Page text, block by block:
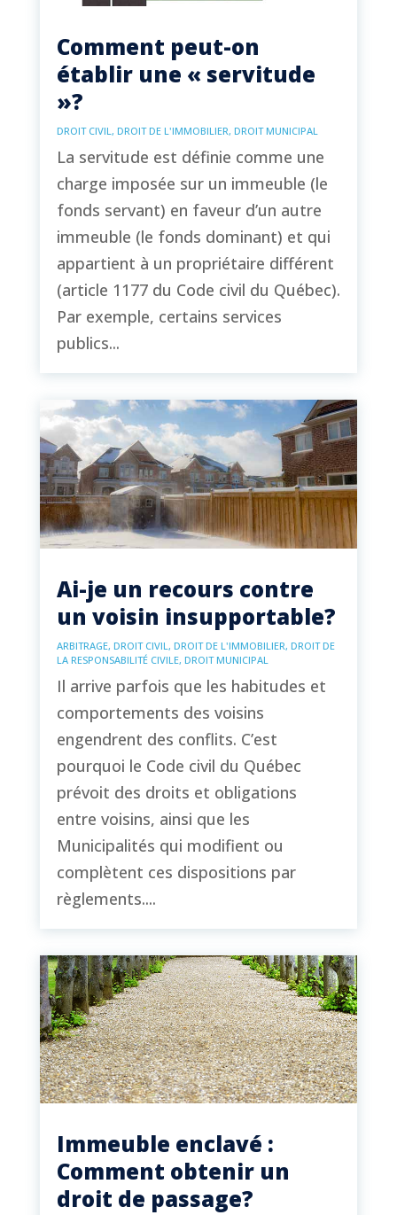
Comment peut-on
établir une « servitude
»?
DROIT CIVIL, DROIT DE L'IMMOBILIER, DROIT MUNICIPAL
La servitude est définie comme une
charge imposée sur un immeuble (le
fonds servant) en faveur d’un autre
immeuble (le fonds dominant) et qui
appartient à un propriétaire différent
(article 1177 du Code civil du Québec).
Par exemple, certains services
publics...
Ai-je un recours contre
un voisin insupportable?
ARBITRAGE, DROIT CIVIL , DROIT DE L'IMMOBILIER, DROIT DE
LA RESPONSABILITÉ CIVILE, DROIT MUNICIPAL
Il arrive parfois que les habitudes et
comportements des voisins
engendrent des conflits. C’est
pourquoi le Code civil du Québec
prévoit des droits et obligations
entre voisins, ainsi que les
Municipalités qui modifient ou
complètent ces dispositions par
règlements....
Immeuble enclavé :
Comment obtenir un
droit de passage?